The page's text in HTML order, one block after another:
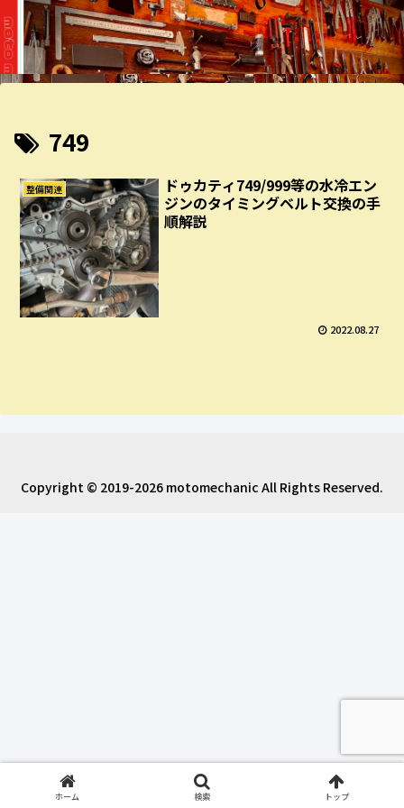
749
整備関連
ドゥカティ749/999等の水冷エン
ジンのタイミングベルト交換の手
順解説
2022.08.27
Copyright © 2019-2026 motomechanic All Rights Reserved.
ホーム 検索 トップ